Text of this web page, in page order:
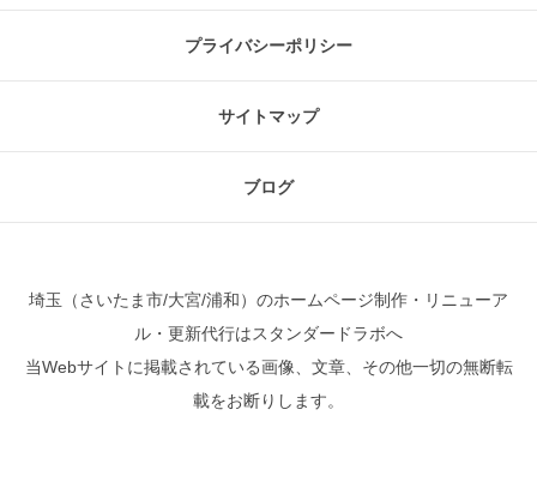
プライバシーポリシー
サイトマップ
ブログ
埼玉（さいたま市/大宮/浦和）のホームページ制作・リニューア
ル・更新代行はスタンダードラボへ
当Webサイトに掲載されている画像、文章、その他一切の無断転
載をお断りします。